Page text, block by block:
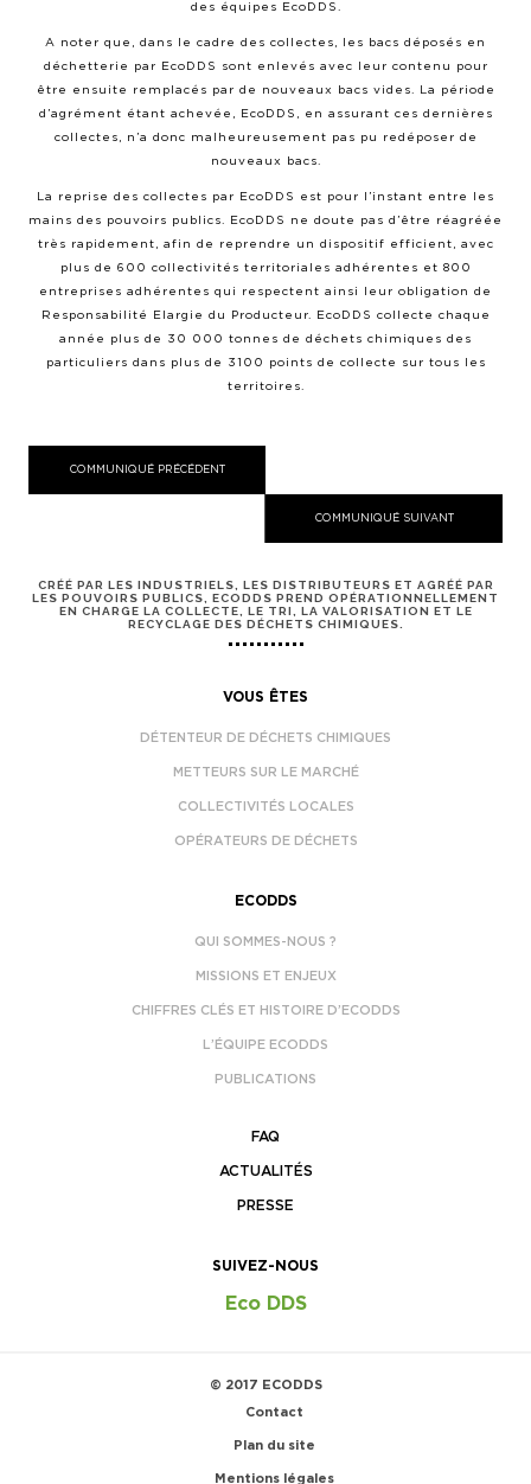
des équipes EcoDDS.
A noter que, dans le cadre des collectes, les bacs déposés en
déchetterie par EcoDDS sont enlevés avec leur contenu pour
être ensuite remplacés par de nouveaux bacs vides. La période
d’agrément étant achevée, EcoDDS, en assurant ces dernières
collectes, n’a donc malheureusement pas pu redéposer de
nouveaux bacs.
La reprise des collectes par EcoDDS est pour l’instant entre les
mains des pouvoirs publics. EcoDDS ne doute pas d’être réagréée
très rapidement, afin de reprendre un dispositif efficient, avec
plus de 600 collectivités territoriales adhérentes et 800
entreprises adhérentes qui respectent ainsi leur obligation de
Responsabilité Elargie du Producteur. EcoDDS collecte chaque
année plus de 30 000 tonnes de déchets chimiques des
particuliers dans plus de 3100 points de collecte sur tous les
territoires.
COMMUNIQUÉ PRÉCÉDENT
COMMUNIQUÉ SUIVANT
CRÉÉ PAR LES INDUSTRIELS, LES DISTRIBUTEURS ET AGRÉÉ PAR
LES POUVOIRS PUBLICS, ECODDS PREND OPÉRATIONNELLEMENT
EN CHARGE LA COLLECTE, LE TRI, LA VALORISATION ET LE
RECYCLAGE DES DÉCHETS CHIMIQUES.
VOUS ÊTES
DÉTENTEUR DE DÉCHETS CHIMIQUES
METTEURS SUR LE MARCHÉ
COLLECTIVITÉS LOCALES
OPÉRATEURS DE DÉCHETS
ECODDS
QUI SOMMES-NOUS ?
MISSIONS ET ENJEUX
CHIFFRES CLÉS ET HISTOIRE D’ECODDS
L’ÉQUIPE ECODDS
PUBLICATIONS
FAQ
ACTUALITÉS
PRESSE
SUIVEZ-NOUS
Eco DDS
© 2017 ECODDS
Contact
Plan du site
Mentions légales